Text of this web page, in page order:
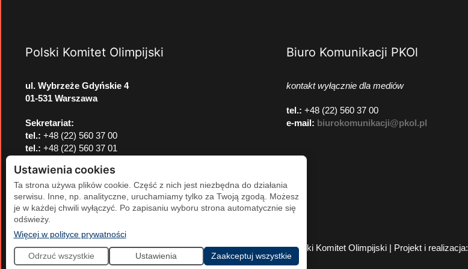
Polski Komitet Olimpijski
ul. Wybrzeże Gdyńskie 4
01-531 Warszawa
Sekretariat:
tel.: +48 (22) 560 37 00
tel.: +48 (22) 560 37 01
Biuro Komunikacji PKOl
kontakt wyłącznie dla mediów
tel.: +48 (22) 560 37 00
e-mail: biurokomunikacji@pkol.pl
2026 Polski Komitet Olimpijski | Projekt i realizacja:
Ustawienia cookies
Ta strona używa plików cookie. Część z nich jest niezbędna do działania
serwisu. Inne, np. analityczne, uruchamiamy tylko za Twoją zgodą. Możesz
je w każdej chwili wyłączyć. Po zapisaniu wyboru strona automatycznie się
odświeży.
Więcej w polityce prywatności(otwiera się w nowej karcie)
Odrzuć wszystkie Ustawienia Zaakceptuj wszystkie